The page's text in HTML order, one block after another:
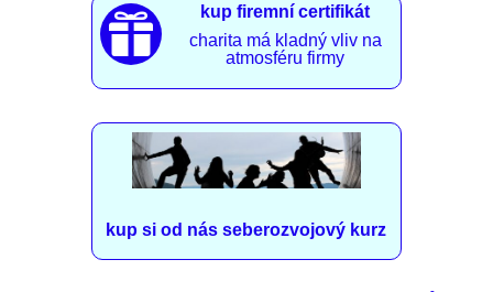

kup firemní certifikát
charita má kladný vliv na
atmosféru firmy
kup si od nás seberozvojový kurz